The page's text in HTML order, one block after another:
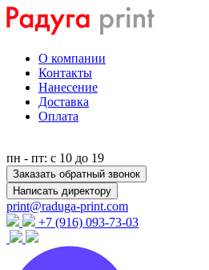
О компании
Контакты
Нанесение
Доставка
Оплата
пн - пт: с 10 до 19
Заказать обратный звонок
Написать директору
print@raduga-print.com
+7 (916) 093-73-03